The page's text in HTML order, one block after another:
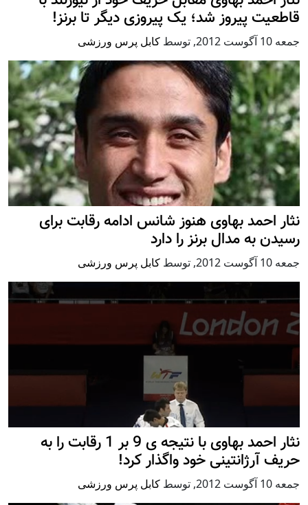
قاطعیت پیروز شد؛ یک پیروزی دیگر تا برنز!
جمعه 10 آگوست 2012 , توسط کابل پرس ورزشی
نثار احمد بهاوی هنوز شانس ادامه رقابت برای
رسیدن به مدال برنز را دارد
جمعه 10 آگوست 2012 , توسط کابل پرس ورزشی
نثار احمد بهاوی با نتیجه ی 9 بر 1 رقابت را به
حریف آرژانتینی خود واگذار کرد!
جمعه 10 آگوست 2012 , توسط کابل پرس ورزشی